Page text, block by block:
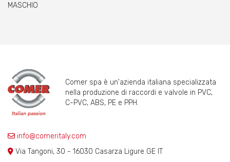
MASCHIO
Comer spa è un'azienda italiana specializzata
nella produzione di raccordi e valvole in PVC,
C-PVC, ABS, PE e PPH.
info@comeritaly.com
Via Tangoni, 30 - 16030 Casarza Ligure GE IT